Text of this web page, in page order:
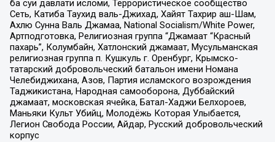
ба суи давлати исломи, Террористическое сообщество
Сеть, Катиба Таухид валь-Джихад, Хайят Тахрир аш-Шам,
Ахлю Сунна Валь Джамаа, National Socialism/White Power,
Артподготовка, Религиозная группа “Джамаат “Красный
пахарь”, Колумбайн, Хатлонский джамаат, Мусульманская
религиозная группа п. Кушкуль г. Оренбург, Крымско-
татарский добровольческий батальон имени Номана
Челебиджихана, Азов, Партия исламского возрождения
Таджикистана, Народная самооборона, Дуббайский
джамаат, московская ячейка, Батал-Хаджи Белхороев,
Маньяки Культ Убийц, Молодёжь Которая Улыбается,
Легион Свобода России, Айдар, Русский добровольческий
корпус